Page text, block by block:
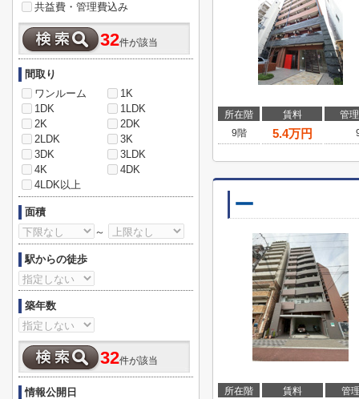
所在階 賃料
管
9階
5.4万円
ー
所在階 賃料
管
共益費・管理費込み
32件が該当
間取り
ワンルーム
1K
1DK
1LDK
2K
2DK
2LDK
3K
3DK
3LDK
4K
4DK
4LDK以上
面積
～
駅からの徒歩
築年数
32件が該当
情報公開日